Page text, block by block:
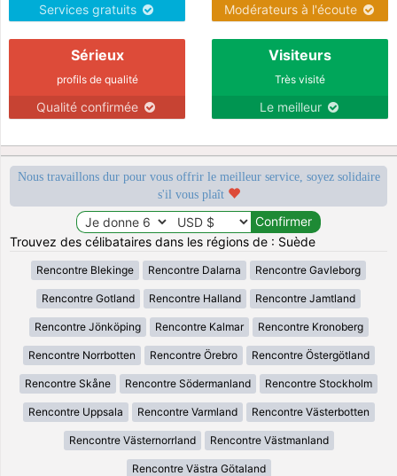
Services gratuits Modérateurs à l'écoute
Sérieux
profils de qualité
Qualité confirmée
Visiteurs
Très visité
Le meilleur
Nous travaillons dur pour vous offrir le meilleur service, soyez solidaire
s'il vous plaît
Trouvez des célibataires dans les régions de : Suède
Rencontre Blekinge Rencontre Dalarna Rencontre Gavleborg
Rencontre Gotland Rencontre Halland Rencontre Jamtland
Rencontre Jönköping Rencontre Kalmar Rencontre Kronoberg
Rencontre Norrbotten Rencontre Örebro Rencontre Östergötland
Rencontre Skåne Rencontre Södermanland Rencontre Stockholm
Rencontre Uppsala Rencontre Varmland Rencontre Västerbotten
Rencontre Västernorrland Rencontre Västmanland
Rencontre Västra Götaland